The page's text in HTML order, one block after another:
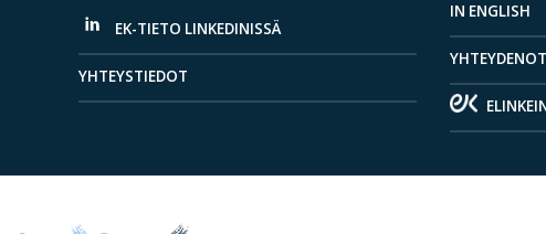
EK-TIETO LINKEDINISSÄ
YHTEYSTIEDOT
IN ENGLISH